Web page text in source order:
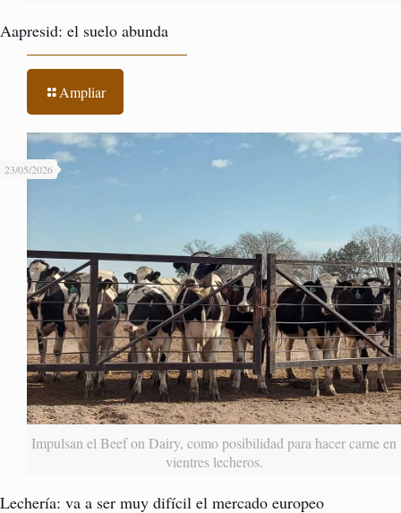
Aapresid: el suelo abunda
Ampliar
Impulsan el Beef on Dairy, como posibilidad para hacer carne en
vientres lecheros.
23/05/2026
Lechería: va a ser muy difícil el mercado europeo